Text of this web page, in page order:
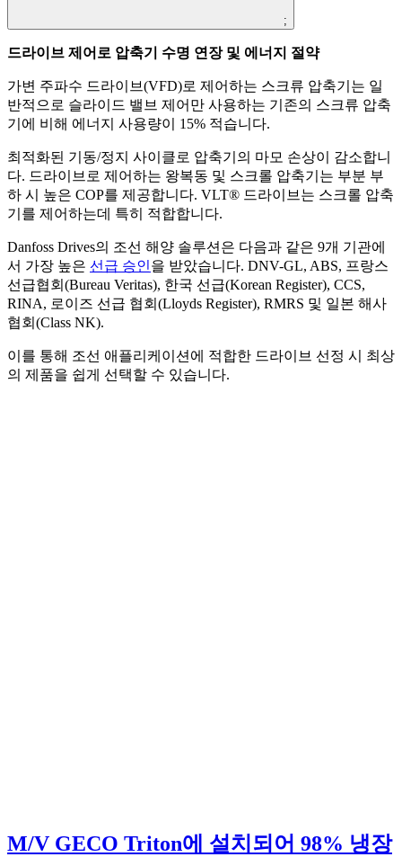
;
드라이브 제어로 압축기 수명 연장 및 에너지 절약
가변 주파수 드라이브(VFD)로 제어하는 스크류 압축기는 일
반적으로 슬라이드 밸브 제어만 사용하는 기존의 스크류 압축
기에 비해 에너지 사용량이 15% 적습니다.
최적화된 기동/정지 사이클로 압축기의 마모 손상이 감소합니
다. 드라이브로 제어하는 왕복동 및 스크롤 압축기는 부분 부
하 시 높은 COP를 제공합니다. VLT® 드라이브는 스크롤 압축
기를 제어하는데 특히 적합합니다.
Danfoss Drives의 조선 해양 솔루션은 다음과 같은 9개 기관에
서 가장 높은 선급 승인을 받았습니다. DNV-GL, ABS, 프랑스
선급협회(Bureau Veritas), 한국 선급(Korean Register), CCS,
RINA, 로이즈 선급 협회(Lloyds Register), RMRS 및 일본 해사
협회(Class NK).
이를 통해 조선 애플리케이션에 적합한 드라이브 선정 시 최상
의 제품을 쉽게 선택할 수 있습니다.
M/V GECO Triton에 설치되어 98% 냉장